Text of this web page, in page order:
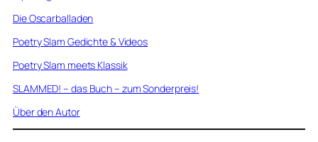
Die Oscarballaden
Poetry Slam Gedichte & Videos
Poetry Slam meets Klassik
SLAMMED! – das Buch – zum Sonderpreis!
Über den Autor